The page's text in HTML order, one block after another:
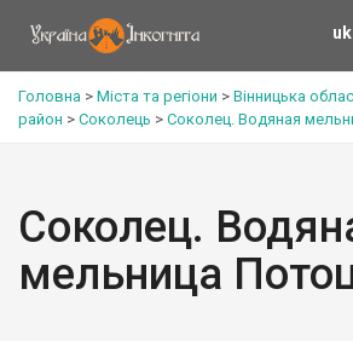
uk
Головна > Міста та регіони > Вінницька
район > Соколець > Соколец. Водяная
Соколец.
мельница